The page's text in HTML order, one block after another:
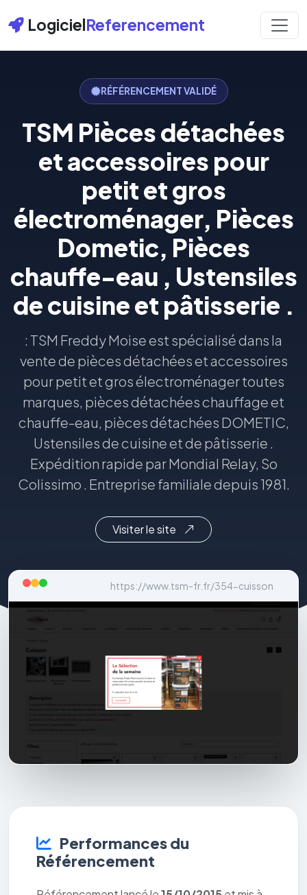
LogicielReferencement
RÉFÉRENCEMENT VALIDÉ
TSM Pièces détachées
et accessoires pour
petit et gros
électroménager, Pièces
Dometic, Pièces
chauffe-eau , Ustensiles
de cuisine et pâtisserie .
: TSM Freddy Moise est spécialisé dans la
vente de pièces détachées et accessoires
pour petit et gros électroménager toutes
marques, pièces détachées chauffage et
chauffe-eau, pièces détachées DOMETIC,
Ustensiles de cuisine et de pâtisserie .
Expédition rapide par Mondial Relay, So
Colissimo . Entreprise familiale depuis 1981.
Visiter le site
https://www.tsm-fr.fr/354-cuisson
Performances du
Référencement